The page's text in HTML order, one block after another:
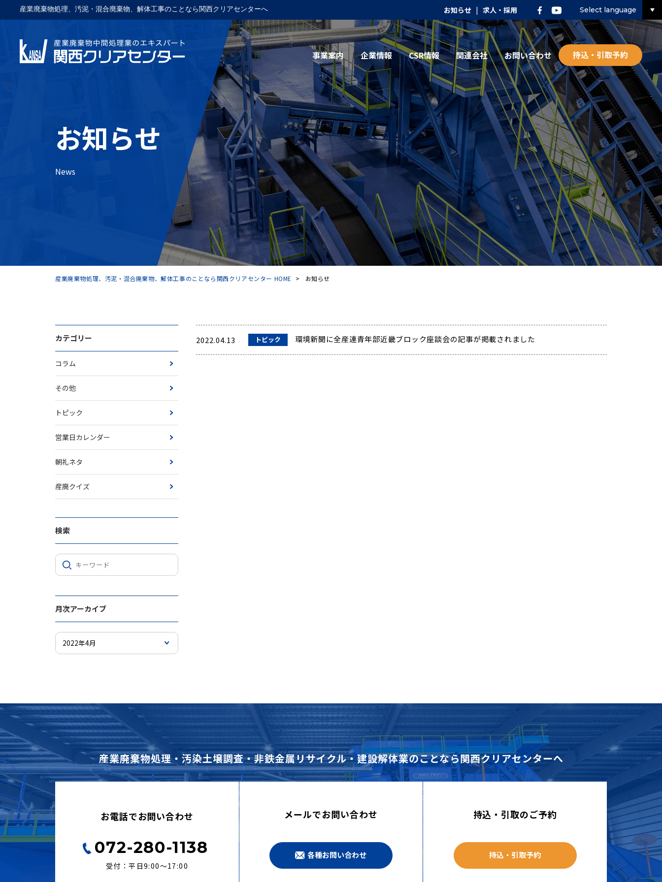
産業廃棄物処理、汚泥・混合廃棄物、解体工事のことなら関西クリアセンターへ お知らせ | 求人・採用 Select language
事業案内 企業情報 CSR情報 関連会社 お問い合わせ 持込・引取予約
お知らせ
News
産業廃棄物処理、汚泥・混合廃棄物、解体工事のことなら関西クリアセンター HOME > お知らせ
カテゴリー
コラム
その他
トピック
営業日カレンダー
朝礼ネタ
産廃クイズ
検索
月次アーカイブ
2022.04.13 トピック 環境新聞に全産連青年部近畿ブロック座談会の記事が掲載されました
産業廃棄物処理・汚染土壌調査・非鉄金属リサイクル・建設解体業のことなら関西クリアセンターへ
お電話でお問い合わせ
072-280-1138
受付：平日9:00〜17:00
メールでお問い合わせ
各種お問い合わせ
持込・引取のご予約
持込・引取予約